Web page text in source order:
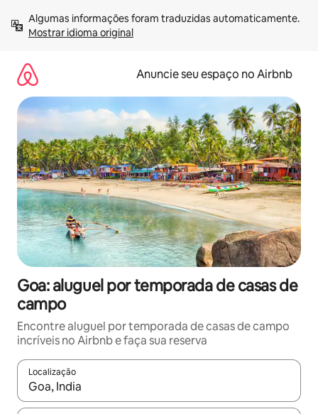
para
Mostrar idioma original
Anuncie seu espaço no Airbnb
Goa: aluguel por temporada de casas de
campo
Encontre aluguel por temporada de casas de campo
incríveis no Airbnb e faça sua reserva
Localização
Quando os resultados estiverem disponíveis, explore-os